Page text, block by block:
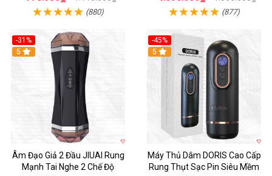
(880) (877)
-31%
5
Âm Đạo Giả 2 Đầu JIUAI Rung
Mạnh Tai Nghe 2 Chế Độ
-45%
Hot
5
Máy Thủ Dâm DORIS Cao Cấp
Rung Thụt Sạc Pin Siêu Mềm